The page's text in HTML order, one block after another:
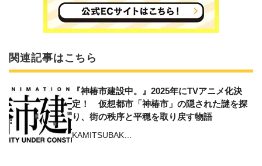
関連記事はこちら
『神椿市建設中。』2025年にTVアニメ化決
定！ 仮想都市「神椿市」の隠された謎を探
り、街の秩序と平穏を取り戻す物語
KAMITSUBAK…